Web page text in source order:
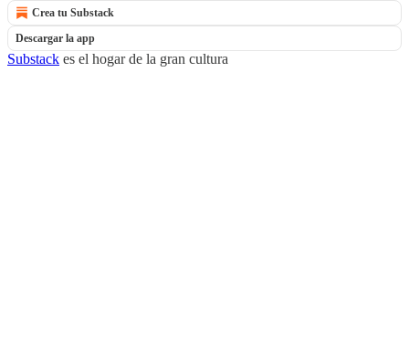
Crea tu Substack
Descargar la app
Substack es el hogar de la gran cultura